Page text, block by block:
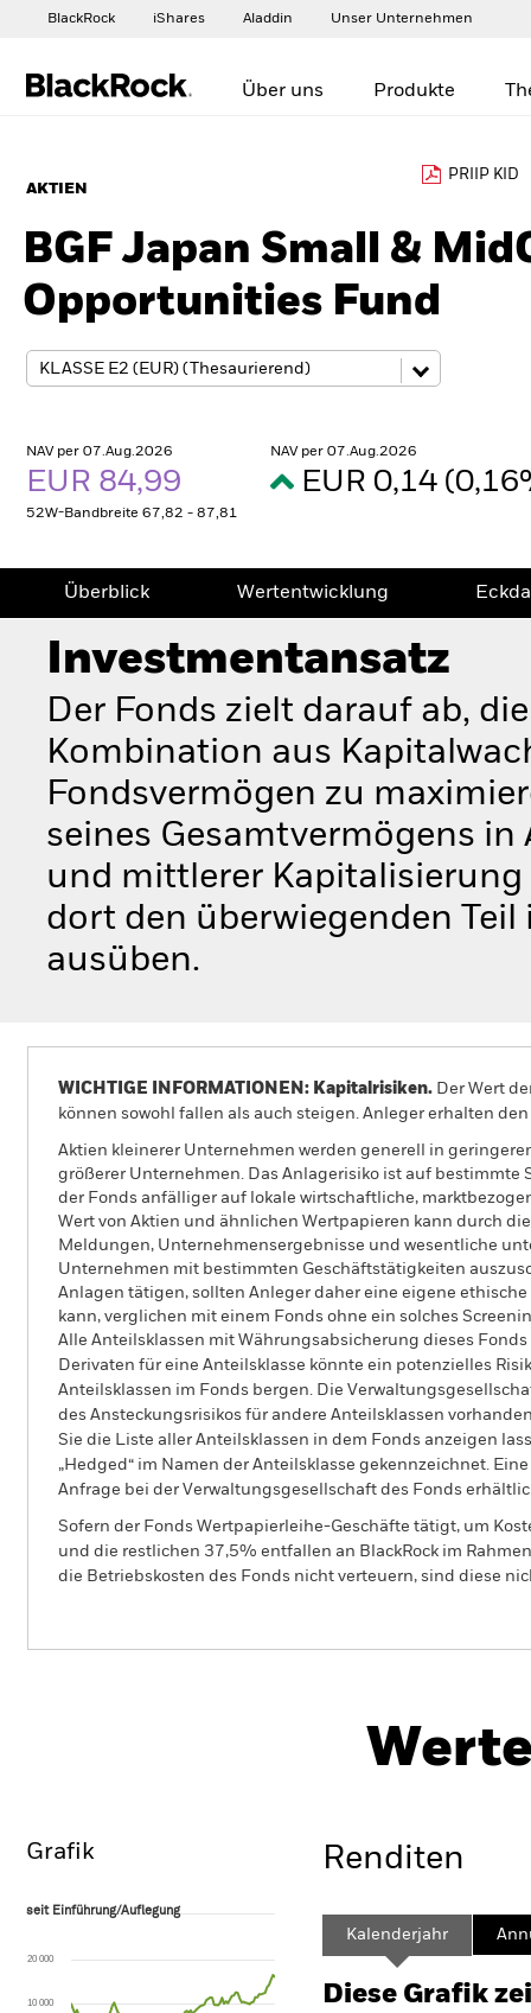
BlackRock iShares Aladdin Unser Unternehmen
Über uns Produkte
AKTIEN
PRIIP KID
BGF Japan Small &
Opportunities Fund
NAV per 07.Aug.2026
EUR 84,99
52W-Bandbreite 67,82 - 87,81
NAV per 07.Aug.2026
EUR 0,14
Überblick Wertentwicklung
Investmentansatz
Der Fonds zielt darauf ab,
Kombination aus
Fondsvermögen zu
seines Gesamtvermögens
und mittlerer Kapitalisierung
dort den überwiegenden
ausüben.
WICHTIGE INFORMATIONEN: Kapitalrisiken. Der Wert
können sowohl fallen als auch steigen. Anleger erhalten
Aktien kleinerer Unternehmen werden generell in
größerer Unternehmen. Das Anlagerisiko ist auf
der Fonds anfälliger auf lokale wirtschaftliche,
Wert von Aktien und ähnlichen Wertpapieren kann durch
Meldungen, Unternehmensergebnisse und wesentliche
Unternehmen mit bestimmten Geschäftstätigkeiten
Anlagen tätigen, sollten Anleger daher eine eigene
kann, verglichen mit einem Fonds ohne ein solches
Alle Anteilsklassen mit Währungsabsicherung dieses
Derivaten für eine Anteilsklasse könnte ein potenzielles
Anteilsklassen im Fonds bergen. Die
des Ansteckungsrisikos für andere Anteilsklassen
Sie die Liste aller Anteilsklassen in dem Fonds anzeigen
„Hedged“ im Namen der Anteilsklasse gekennzeichnet.
Anfrage bei der Verwaltungsgesellschaft des Fonds
Sofern der Fonds Wertpapierleihe-Geschäfte tätigt, um
und die restlichen 37,5% entfallen an BlackRock im
die Betriebskosten des Fonds nicht verteuern, sind diese
Grafik
seit Einführung/Auflegung
The chart has 1 X axis displaying Time. Range: 2000-07-01 00:00:00 to
The chart has 1 Y axis displaying values. Range: -100 to 200.
seit Einführung/Auflegung
10 000
20 000
Renditen
Kalenderjahr
Diese Grafik